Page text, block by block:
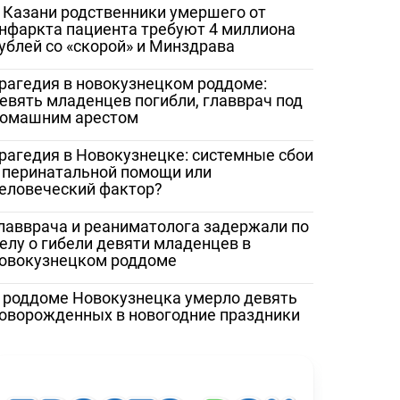
Казани родственники умершего от
пациента требуют 4 миллиона
со «скорой» и Минздрава
в новокузнецком роддоме:
младенцев погибли, главврач под
арестом
в Новокузнецке: системные сбои
перинатальной помощи или
фактор?
и реаниматолога задержали по
о гибели девяти младенцев в
роддоме
роддоме Новокузнецка умерло девять
в новогодние праздники